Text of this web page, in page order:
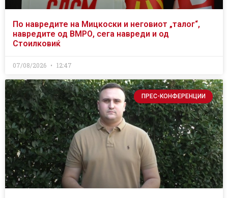
По навредите на Мицкоски и неговиот „талог“,
навредите од ВМРО, сега навреди и од
Стоилковиќ
07/08/2026 12:47
ПРЕС-КОНФЕРЕНЦИИ